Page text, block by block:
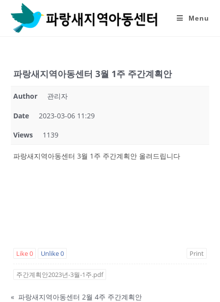
content
Menu
파랑새지역아동센터 3월 1주 주간계획안
Author 관리자
Date 2023-03-06 11:29
Views 1139
파랑새지역아동센터 3월 1주 주간계획안 올려드립니다
Like0 Unlike0 Print
주간계획안2023년-3월-1주.pdf
« 파랑새지역아동센터 2월 4주 주간계획안